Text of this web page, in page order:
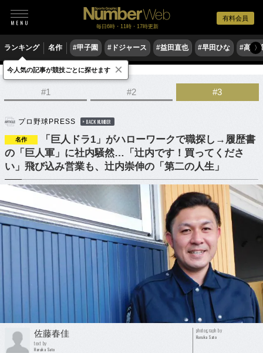
有料会員
毎日6時・11時・17時更新
ランキング 名作 #甲子園 #ドジャース #益田直也 #早田ひな #高木
〉
野球 プロ野球 ドラフト会議
#1 #2 #3
プロ野球PRESS BACK NUMBER
名作
「巨人ドラ1」がハローワークで職探し→履歴書
の「巨人軍」に社内騒然…「辻内です！買ってくださ
い」飛び込み営業も、辻内崇伸の「第二の人生」
佐藤春佳
text by
Haruka Sato
photograph by
Haruka Sato
今人気の記事が競技ごとに探せます ×